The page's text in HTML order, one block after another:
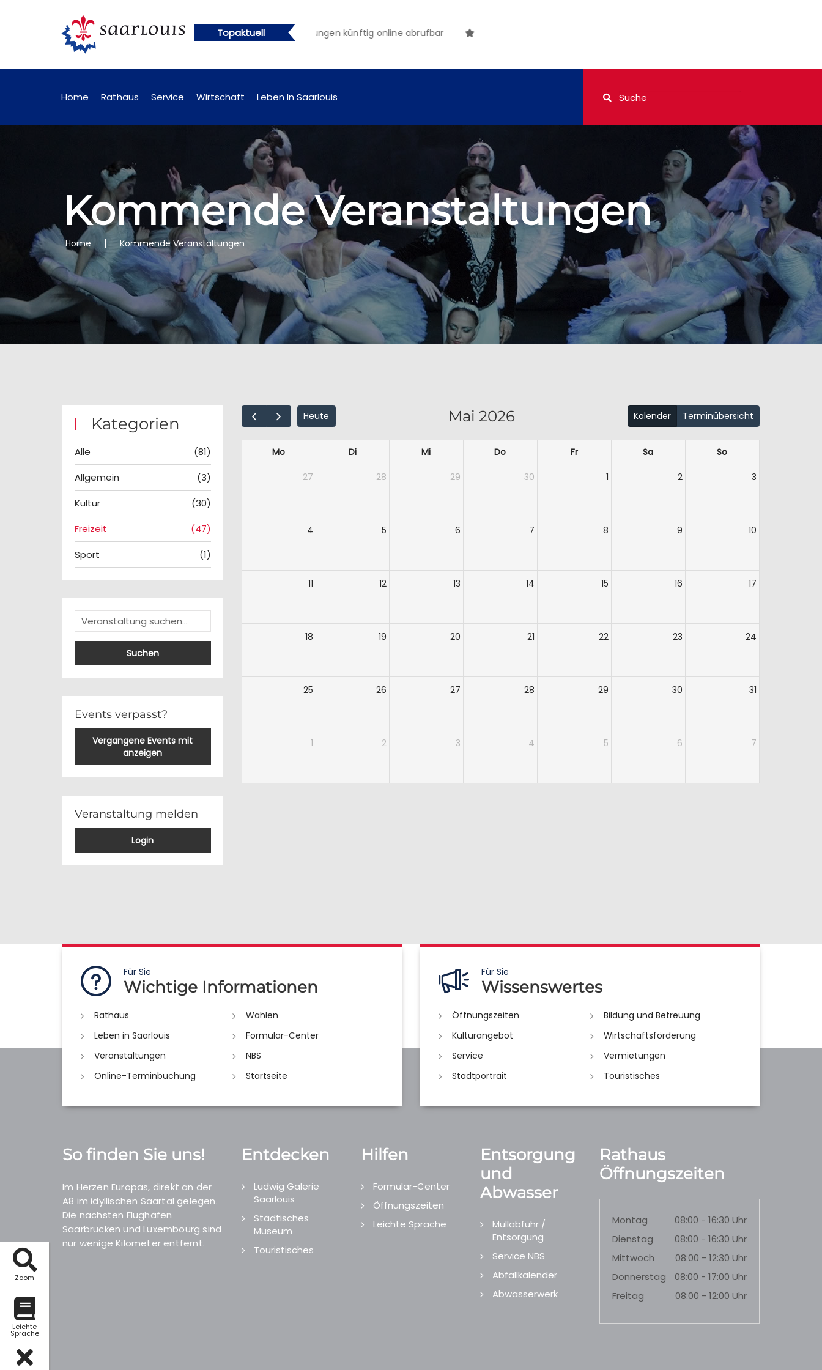
Zoom
Leichte
Sprache
Topaktuell
künftig online abrufbar Öffentliche Bekanntmachungen künftig online abrufbar
Home Rathaus Service Wirtschaft Leben In Saarlouis
Kommende Veranstaltungen
Home Kommende Veranstaltungen
Kategorien
Alle
(81)
Allgemein
(3)
Kultur
(30)
Freizeit
(47)
Sport
(1)
Suchen
Events verpasst?
Vergangene Events mit
anzeigen
Veranstaltung melden
Login
Heute Mai 2026 Kalender Terminübersicht
Mo Di Mi Do Fr Sa So
27 28 29 30 1 2 3
4 5 6 7 8 9 10
11 12 13 14 15 16 17
18 19 20 21 22 23 24
25 26 27 28 29 30 31
1 2 3 4 5 6 7
Für Sie
Wichtige Informationen
Rathaus
Wahlen
Leben in Saarlouis
Formular-Center
Veranstaltungen
NBS
Online-Terminbuchung
Startseite
Für Sie
Wissenswertes
Öffnungszeiten
Bildung und Betreuung
Kulturangebot
Wirtschaftsförderung
Service
Vermietungen
Stadtportrait
Touristisches
So finden Sie uns!
Im Herzen Europas, direkt an der
A8 im idyllischen Saartal gelegen.
Die nächsten Flughäfen
Saarbrücken und Luxembourg sind
nur wenige Kilometer entfernt.
Entdecken
Ludwig Galerie
Saarlouis
Städtisches
Museum
Touristisches
Hilfen
Formular-Center
Öffnungszeiten
Leichte Sprache
Entsorgung
und
Abwasser
Müllabfuhr /
Entsorgung
Service NBS
Abfallkalender
Abwasserwerk
Rathaus
Öffnungszeiten
Montag
08:00 - 16:30 Uhr
Dienstag
08:00 - 16:30 Uhr
Mittwoch
08:00 - 12:30 Uhr
Donnerstag
08:00 - 17:00 Uhr
Freitag
08:00 - 12:00 Uhr